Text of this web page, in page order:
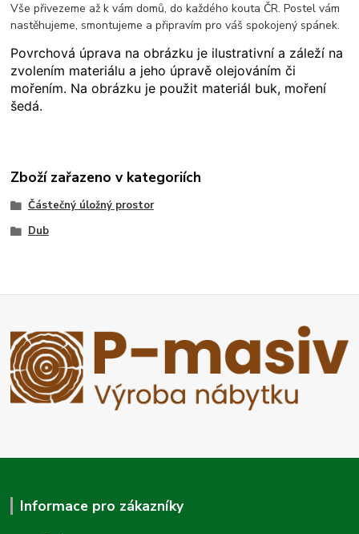
Vše přivezeme až k vám domů, do každého kouta ČR. Postel vám
nastěhujeme, smontujeme a připravím pro váš spokojený spánek.
Povrchová úprava na obrázku je ilustrativní a záleží na
zvolením materiálu a jeho úpravě olejováním či
mořením. Na obrázku je použit materiál buk, moření
šedá.
Zboží zařazeno v kategoriích
Částečný úložný prostor
Dub
Informace pro zákazníky